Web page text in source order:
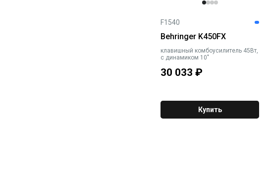
F1540
Behringer K450FX
клавишный комбоусилитель 45Вт,
с динамиком 10"
30 033 ₽
Купить